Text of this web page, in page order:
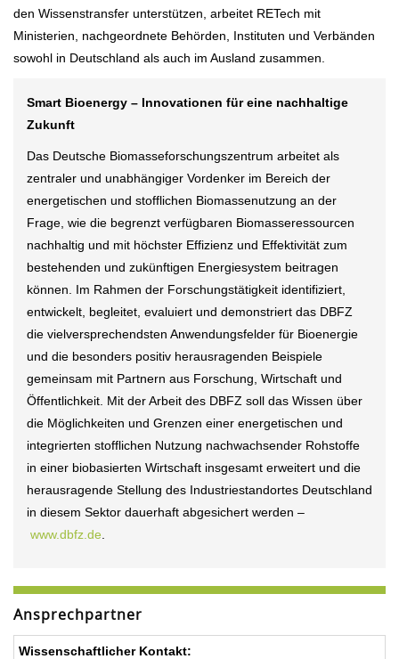
den Wissenstransfer unterstützen, arbeitet RETech mit
Ministerien, nachgeordnete Behörden, Instituten und Verbänden
sowohl in Deutschland als auch im Ausland zusammen.
Smart Bioenergy – Innovationen für eine nachhaltige
Zukunft
Das Deutsche Biomasseforschungszentrum arbeitet als
zentraler und unabhängiger Vordenker im Bereich der
energetischen und stofflichen Biomassenutzung an der
Frage, wie die begrenzt verfügbaren Biomasseressourcen
nachhaltig und mit höchster Effizienz und Effektivität zum
bestehenden und zukünftigen Energiesystem beitragen
können. Im Rahmen der Forschungstätigkeit identifiziert,
entwickelt, begleitet, evaluiert und demonstriert das DBFZ
die vielversprechendsten Anwendungsfelder für Bioenergie
und die besonders positiv herausragenden Beispiele
gemeinsam mit Partnern aus Forschung, Wirtschaft und
Öffentlichkeit. Mit der Arbeit des DBFZ soll das Wissen über
die Möglichkeiten und Grenzen einer energetischen und
integrierten stofflichen Nutzung nachwachsender Rohstoffe
in einer biobasierten Wirtschaft insgesamt erweitert und die
herausragende Stellung des Industriestandortes Deutschland
in diesem Sektor dauerhaft abgesichert werden –
www.dbfz.de
Ansprechpartner
Wissenschaftlicher Kontakt: